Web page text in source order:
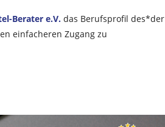
Berater e.V. das Berufsprofil des*der
einfacheren Zugang zu